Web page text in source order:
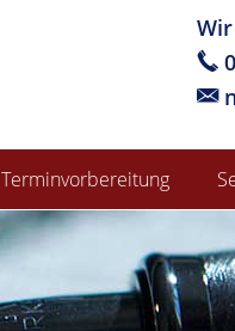
Terminvorbereitung